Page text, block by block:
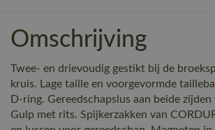
Omschrijving
Twee- en drievoudig gestikt bij de
kruis. Lage taille en voorgevormde
D-ring. Gereedschapslus aan beide
Gulp met rits. Spijkerzakken van